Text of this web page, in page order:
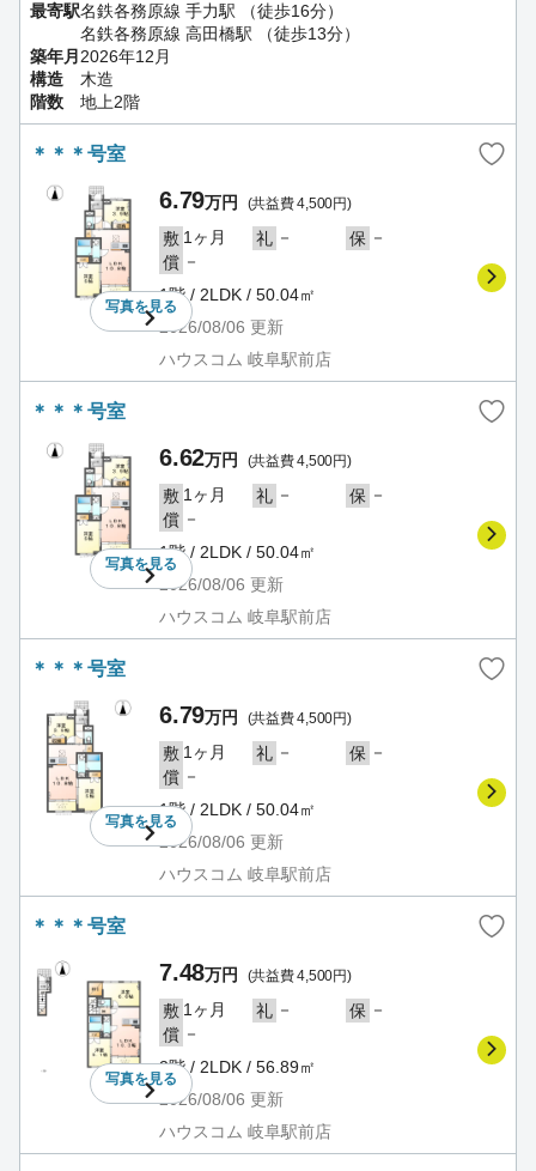
最寄駅名鉄各務原線 手力駅 （徒歩16分）
名鉄各務原線 高田橋駅 （徒歩13分）
築年月 2026年12月
構造
木造
階数
地上2階
＊＊＊号室
写真を見る
6.79万円 (共益費 4,500円)
敷 1ヶ月 礼 － 保 －
償 －
1階 / 2LDK / 50.04㎡
2026/08/06 更新
ハウスコム 岐阜駅前店
＊＊＊号室
写真を見る
6.62万円 (共益費 4,500円)
敷 1ヶ月 礼 － 保 －
償 －
1階 / 2LDK / 50.04㎡
2026/08/06 更新
ハウスコム 岐阜駅前店
＊＊＊号室
写真を見る
6.79万円 (共益費 4,500円)
敷 1ヶ月 礼 － 保 －
償 －
1階 / 2LDK / 50.04㎡
2026/08/06 更新
ハウスコム 岐阜駅前店
＊＊＊号室
写真を見る
7.48万円 (共益費 4,500円)
敷 1ヶ月 礼 － 保 －
償 －
2階 / 2LDK / 56.89㎡
2026/08/06 更新
ハウスコム 岐阜駅前店